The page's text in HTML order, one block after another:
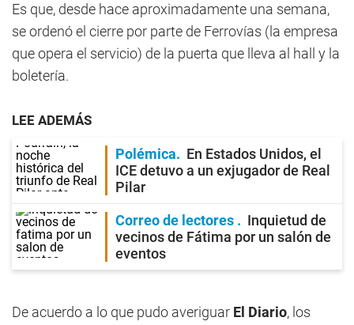
Es que, desde hace aproximadamente una semana,
se ordenó el cierre por parte de Ferrovías (la empresa
que opera el servicio) de la puerta que lleva al hall y la
boletería.
LEE ADEMÁS
Polémica
En Estados Unidos, el
ICE detuvo a un exjugador de Real
Pilar
Correo de lectores
Inquietud de
vecinos de Fátima por un salón de
eventos
De acuerdo a lo que pudo averiguar El Diario, los